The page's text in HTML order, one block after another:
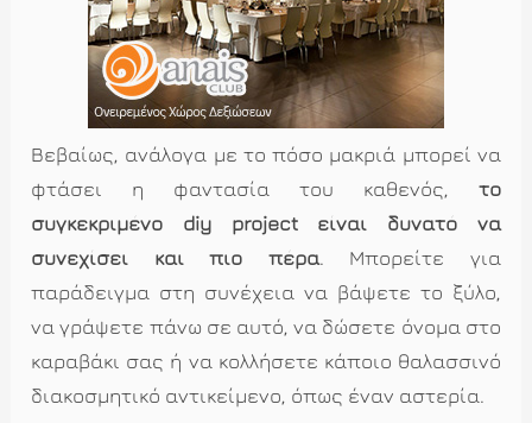
Βεβαίως, ανάλογα με το πόσο μακριά μπορεί να
φτάσει η φαντασία του καθενός, το
συγκεκριμένο diy project είναι δυνατό να
συνεχίσει και πιο πέρα. Μπορείτε για
παράδειγμα στη συνέχεια να βάψετε το ξύλο,
να γράψετε πάνω σε αυτό, να δώσετε όνομα στο
καραβάκι σας ή να κολλήσετε κάποιο θαλασσινό
διακοσμητικό αντικείμενο, όπως έναν αστερία.